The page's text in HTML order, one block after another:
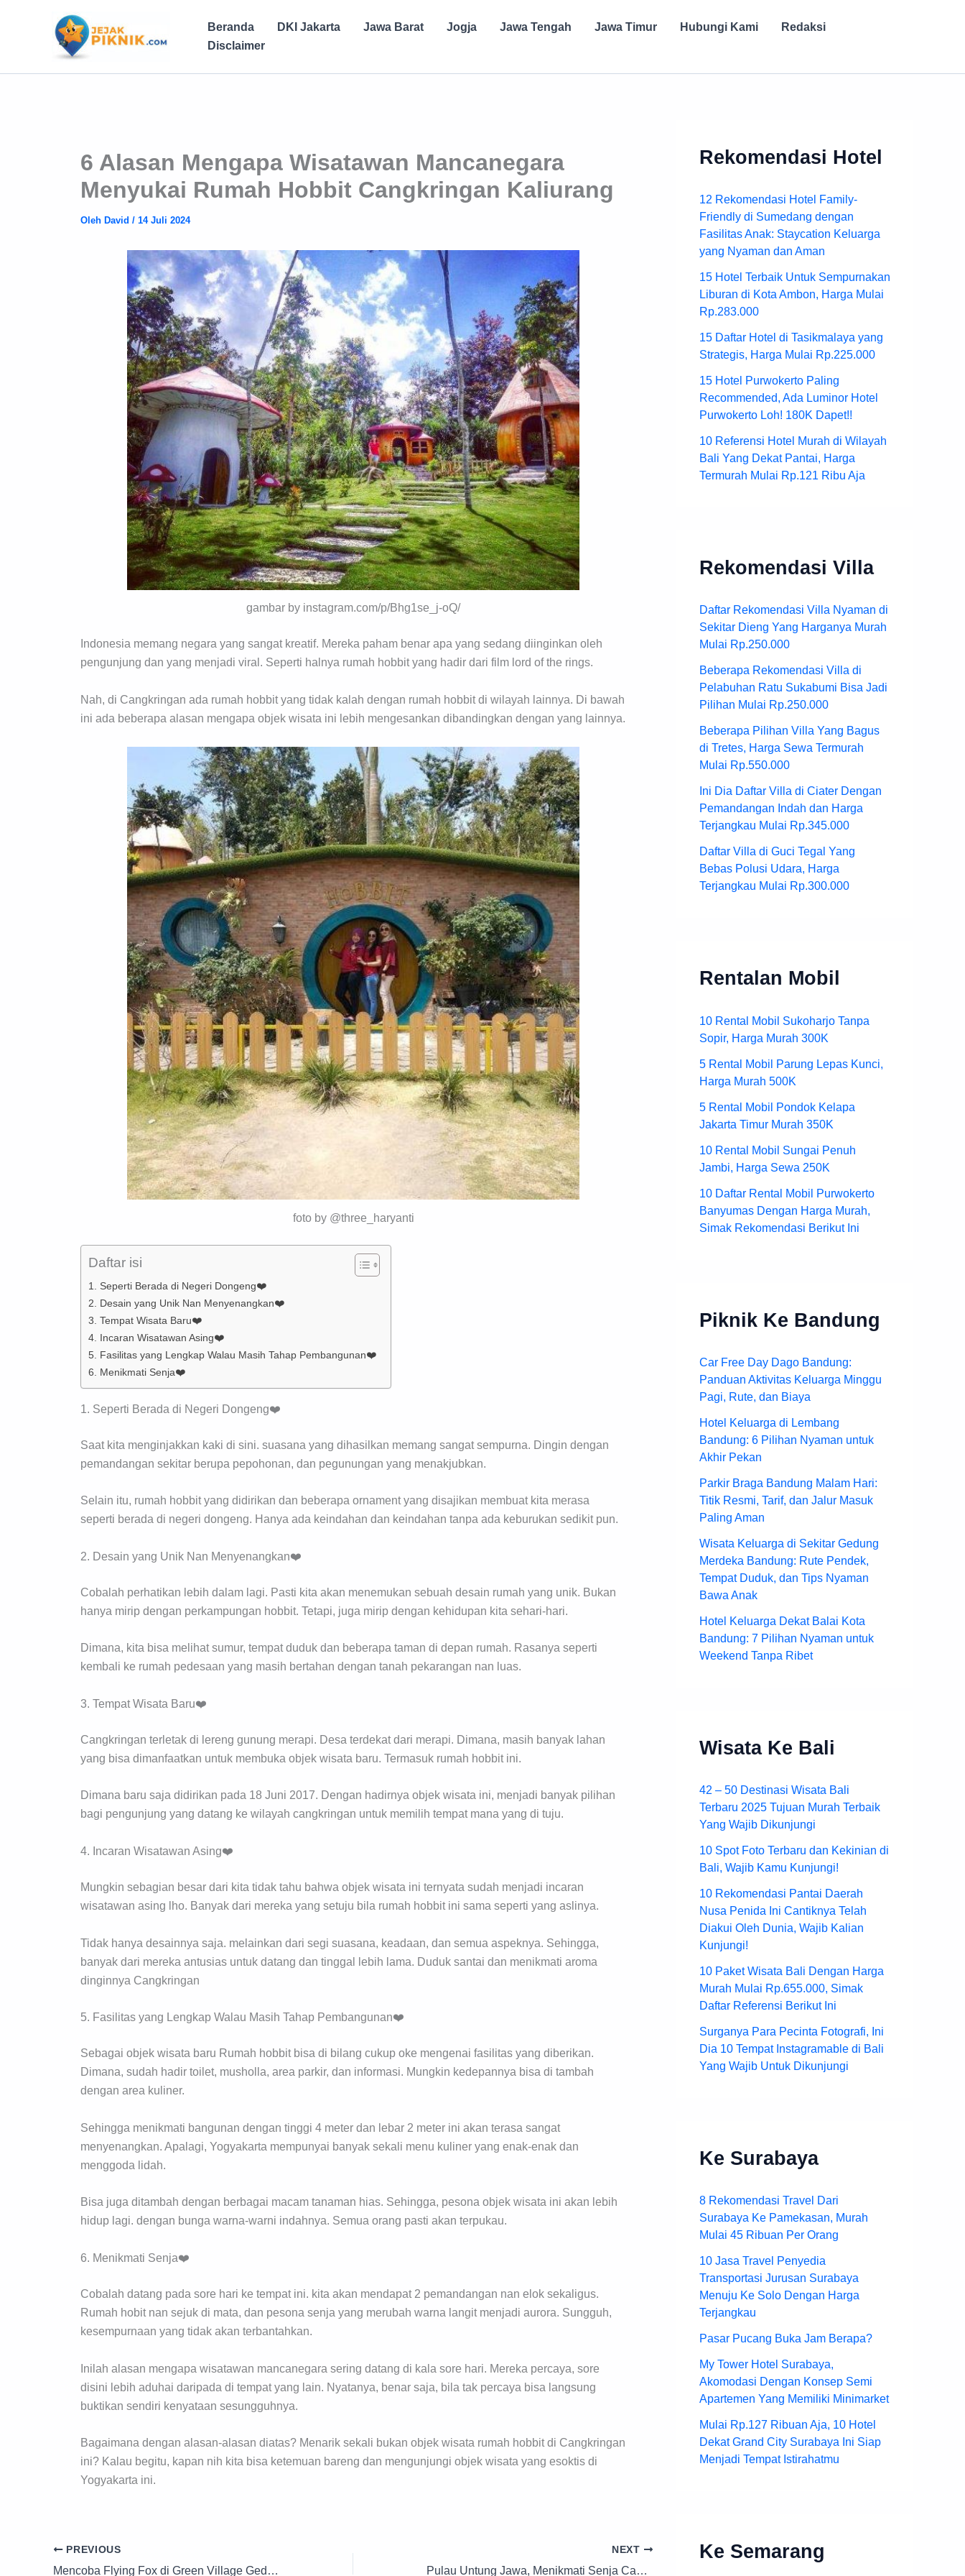
Beranda DKI Jakarta Jawa Barat Jogja Jawa Tengah Jawa Timur Hubungi Kami
Redaksi
Disclaimer
6 Alasan Mengapa Wisatawan Mancanegara
Menyukai Rumah Hobbit Cangkringan Kaliurang
Oleh David / 14 Juli 2024
gambar by instagram.com/p/Bhg1se_j-oQ/
Indonesia memang negara yang sangat kreatif. Mereka paham benar apa yang sedang diinginkan oleh
pengunjung dan yang menjadi viral. Seperti halnya rumah hobbit yang hadir dari film lord of the rings.
Nah, di Cangkringan ada rumah hobbit yang tidak kalah dengan rumah hobbit di wilayah lainnya. Di bawah
ini ada beberapa alasan mengapa objek wisata ini lebih mengesankan dibandingkan dengan yang lainnya.
foto by @three_haryanti
Daftar isi
1. Seperti Berada di Negeri Dongeng❤️
2. Desain yang Unik Nan Menyenangkan❤️
3. Tempat Wisata Baru❤️
4. Incaran Wisatawan Asing❤️
5. Fasilitas yang Lengkap Walau Masih Tahap Pembangunan❤️
6. Menikmati Senja❤️
1. Seperti Berada di Negeri Dongeng❤️
Saat kita menginjakkan kaki di sini. suasana yang dihasilkan memang sangat sempurna. Dingin dengan
pemandangan sekitar berupa pepohonan, dan pegunungan yang menakjubkan.
Selain itu, rumah hobbit yang didirikan dan beberapa ornament yang disajikan membuat kita merasa
seperti berada di negeri dongeng. Hanya ada keindahan dan keindahan tanpa ada keburukan sedikit pun.
2. Desain yang Unik Nan Menyenangkan❤️
Cobalah perhatikan lebih dalam lagi. Pasti kita akan menemukan sebuah desain rumah yang unik. Bukan
hanya mirip dengan perkampungan hobbit. Tetapi, juga mirip dengan kehidupan kita sehari-hari.
Dimana, kita bisa melihat sumur, tempat duduk dan beberapa taman di depan rumah. Rasanya seperti
kembali ke rumah pedesaan yang masih bertahan dengan tanah pekarangan nan luas.
3. Tempat Wisata Baru❤️
Cangkringan terletak di lereng gunung merapi. Desa terdekat dari merapi. Dimana, masih banyak lahan
yang bisa dimanfaatkan untuk membuka objek wisata baru. Termasuk rumah hobbit ini.
Dimana baru saja didirikan pada 18 Juni 2017. Dengan hadirnya objek wisata ini, menjadi banyak pilihan
bagi pengunjung yang datang ke wilayah cangkringan untuk memilih tempat mana yang di tuju.
4. Incaran Wisatawan Asing❤️
Mungkin sebagian besar dari kita tidak tahu bahwa objek wisata ini ternyata sudah menjadi incaran
wisatawan asing lho. Banyak dari mereka yang setuju bila rumah hobbit ini sama seperti yang aslinya.
Tidak hanya desainnya saja. melainkan dari segi suasana, keadaan, dan semua aspeknya. Sehingga,
banyak dari mereka antusias untuk datang dan tinggal lebih lama. Duduk santai dan menikmati aroma
dinginnya Cangkringan
5. Fasilitas yang Lengkap Walau Masih Tahap Pembangunan❤️
Sebagai objek wisata baru Rumah hobbit bisa di bilang cukup oke mengenai fasilitas yang diberikan.
Dimana, sudah hadir toilet, musholla, area parkir, dan informasi. Mungkin kedepannya bisa di tambah
dengan area kuliner.
Sehingga menikmati bangunan dengan tinggi 4 meter dan lebar 2 meter ini akan terasa sangat
menyenangkan. Apalagi, Yogyakarta mempunyai banyak sekali menu kuliner yang enak-enak dan
menggoda lidah.
Bisa juga ditambah dengan berbagai macam tanaman hias. Sehingga, pesona objek wisata ini akan lebih
hidup lagi. dengan bunga warna-warni indahnya. Semua orang pasti akan terpukau.
6. Menikmati Senja❤️
Cobalah datang pada sore hari ke tempat ini. kita akan mendapat 2 pemandangan nan elok sekaligus.
Rumah hobit nan sejuk di mata, dan pesona senja yang merubah warna langit menjadi aurora. Sungguh,
kesempurnaan yang tidak akan terbantahkan.
Inilah alasan mengapa wisatawan mancanegara sering datang di kala sore hari. Mereka percaya, sore
disini lebih aduhai daripada di tempat yang lain. Nyatanya, benar saja, bila tak percaya bisa langsung
buktikan sendiri kenyataan sesungguhnya.
Bagaimana dengan alasan-alasan diatas? Menarik sekali bukan objek wisata rumah hobbit di Cangkringan
ini? Kalau begitu, kapan nih kita bisa ketemuan bareng dan mengunjungi objek wisata yang esoktis di
Yogyakarta ini.
PREVIOUS
Mencoba Flying Fox di Green Village Gedangsari Yogyakarta
NEXT
Pulau Untung Jawa, Menikmati Senja Cantik Yang Tidak Jauh Dari Jakarta
Rekomendasi Hotel
12 Rekomendasi Hotel Family-
Friendly di Sumedang dengan
Fasilitas Anak: Staycation Keluarga
yang Nyaman dan Aman
15 Hotel Terbaik Untuk Sempurnakan
Liburan di Kota Ambon, Harga Mulai
Rp.283.000
15 Daftar Hotel di Tasikmalaya yang
Strategis, Harga Mulai Rp.225.000
15 Hotel Purwokerto Paling
Recommended, Ada Luminor Hotel
Purwokerto Loh! 180K Dapet!!
10 Referensi Hotel Murah di Wilayah
Bali Yang Dekat Pantai, Harga
Termurah Mulai Rp.121 Ribu Aja
Rekomendasi Villa
Daftar Rekomendasi Villa Nyaman di
Sekitar Dieng Yang Harganya Murah
Mulai Rp.250.000
Beberapa Rekomendasi Villa di
Pelabuhan Ratu Sukabumi Bisa Jadi
Pilihan Mulai Rp.250.000
Beberapa Pilihan Villa Yang Bagus
di Tretes, Harga Sewa Termurah
Mulai Rp.550.000
Ini Dia Daftar Villa di Ciater Dengan
Pemandangan Indah dan Harga
Terjangkau Mulai Rp.345.000
Daftar Villa di Guci Tegal Yang
Bebas Polusi Udara, Harga
Terjangkau Mulai Rp.300.000
Rentalan Mobil
10 Rental Mobil Sukoharjo Tanpa
Sopir, Harga Murah 300K
5 Rental Mobil Parung Lepas Kunci,
Harga Murah 500K
5 Rental Mobil Pondok Kelapa
Jakarta Timur Murah 350K
10 Rental Mobil Sungai Penuh
Jambi, Harga Sewa 250K
10 Daftar Rental Mobil Purwokerto
Banyumas Dengan Harga Murah,
Simak Rekomendasi Berikut Ini
Piknik Ke Bandung
Car Free Day Dago Bandung:
Panduan Aktivitas Keluarga Minggu
Pagi, Rute, dan Biaya
Hotel Keluarga di Lembang
Bandung: 6 Pilihan Nyaman untuk
Akhir Pekan
Parkir Braga Bandung Malam Hari:
Titik Resmi, Tarif, dan Jalur Masuk
Paling Aman
Wisata Keluarga di Sekitar Gedung
Merdeka Bandung: Rute Pendek,
Tempat Duduk, dan Tips Nyaman
Bawa Anak
Hotel Keluarga Dekat Balai Kota
Bandung: 7 Pilihan Nyaman untuk
Weekend Tanpa Ribet
Wisata Ke Bali
42 – 50 Destinasi Wisata Bali
Terbaru 2025 Tujuan Murah Terbaik
Yang Wajib Dikunjungi
10 Spot Foto Terbaru dan Kekinian di
Bali, Wajib Kamu Kunjungi!
10 Rekomendasi Pantai Daerah
Nusa Penida Ini Cantiknya Telah
Diakui Oleh Dunia, Wajib Kalian
Kunjungi!
10 Paket Wisata Bali Dengan Harga
Murah Mulai Rp.655.000, Simak
Daftar Referensi Berikut Ini
Surganya Para Pecinta Fotografi, Ini
Dia 10 Tempat Instagramable di Bali
Yang Wajib Untuk Dikunjungi
Ke Surabaya
8 Rekomendasi Travel Dari
Surabaya Ke Pamekasan, Murah
Mulai 45 Ribuan Per Orang
10 Jasa Travel Penyedia
Transportasi Jurusan Surabaya
Menuju Ke Solo Dengan Harga
Terjangkau
Pasar Pucang Buka Jam Berapa?
My Tower Hotel Surabaya,
Akomodasi Dengan Konsep Semi
Apartemen Yang Memiliki Minimarket
Mulai Rp.127 Ribuan Aja, 10 Hotel
Dekat Grand City Surabaya Ini Siap
Menjadi Tempat Istirahatmu
Ke Semarang